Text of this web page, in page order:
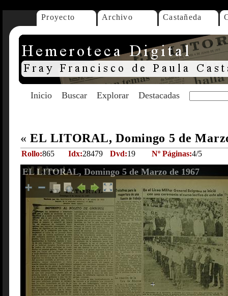
Proyecto Archivo Castañeda
Inicio Buscar Explorar Destacadas
« EL LITORAL, Domingo 5 de
Rollo:865 Idx:28479 Dvd:19 Nº Páginas:4/5
EL LITORAL, Domingo 5 de Marzo de 1967